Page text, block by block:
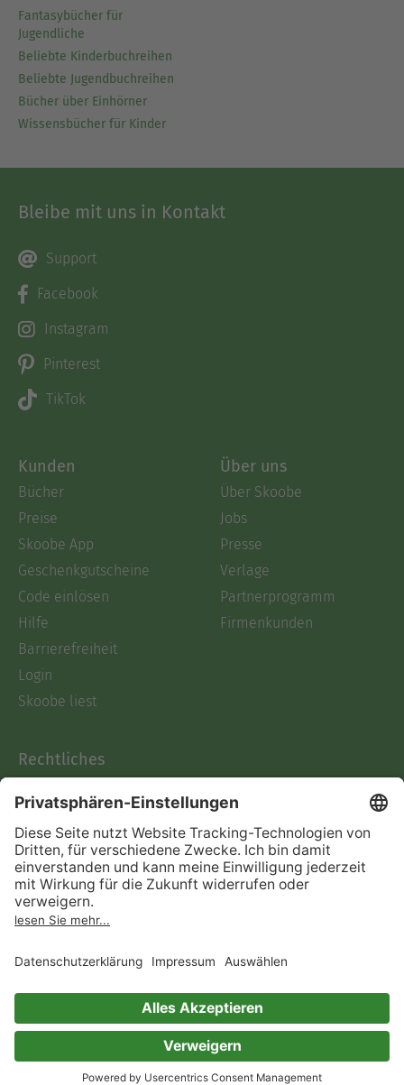
Fantasybücher für
Jugendliche
Beliebte Kinderbuchreihen
Beliebte Jugendbuchreihen
Bücher über Einhörner
Wissensbücher für Kinder
Bleibe mit uns in Kontakt
Support
Facebook
Instagram
Pinterest
TikTok
Kunden
Bücher
Preise
Skoobe App
Geschenkgutscheine
Code einlösen
Hilfe
Barrierefreiheit
Login
Skoobe liest
Über uns
Über Skoobe
Jobs
Presse
Verlage
Partnerprogramm
Firmenkunden
Rechtliches
AGB
Informationen nach Data
Act
Verträge hier kündigen
Impressum
Immer ein gutes Buch